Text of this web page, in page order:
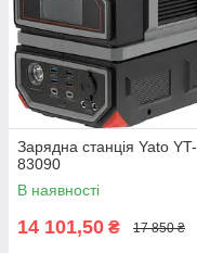
Зарядна станція Yato YT-
83090
В наявності
14 101,50 ₴ 17 850 ₴